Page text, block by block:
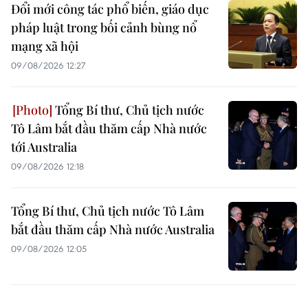
Đổi mới công tác phổ biến, giáo dục
pháp luật trong bối cảnh bùng nổ
mạng xã hội
09/08/2026 12:27
Tổng Bí thư, Chủ tịch nước
Tô Lâm bắt đầu thăm cấp Nhà nước
tới Australia
09/08/2026 12:18
Tổng Bí thư, Chủ tịch nước Tô Lâm
bắt đầu thăm cấp Nhà nước Australia
09/08/2026 12:05